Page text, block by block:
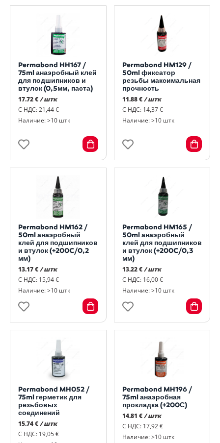
Permabond HH167 /
75ml анаэробный клей
для подшипников и
втулок (0,5мм, паста)
17.72 €/ штк
С НДС: 21,44 €
Наличие: >10 штк
Permabond HM129 /
50ml фиксатор
резьбы максимальная
прочность
11.88 € / штк
С НДС: 14,37 €
Наличие: >10 штк
Permabond HM162 /
50ml анаэробный
клей для подшипников
и втулок (+200C/0,2
мм)
13.17 €/ штк
С НДС: 15,94 €
Наличие: >10 штк
Permabond HM165 /
50ml анаэробный
клей для подшипников
и втулок (+200C/0,3
мм)
13.22 € / штк
С НДС: 16,00 €
Наличие: >10 штк
Permabond MH052 /
75ml герметик для
резьбовых
соединений
15.74 €/ штк
С НДС: 19,05 €
Permabond MH196 /
75ml анаэробная
прокладка (+200С)
14.81 € / штк
С НДС: 17,92 €
Наличие: >10 штк